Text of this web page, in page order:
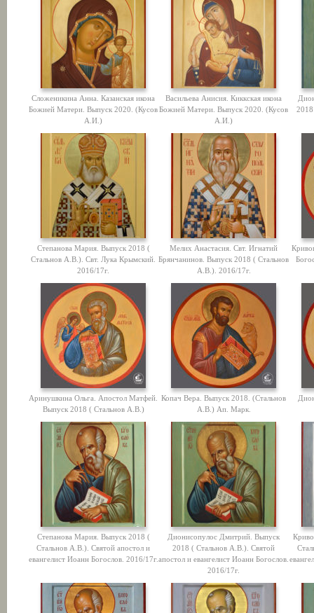
Сложеникина Анна. Казанская икона
Божией Матери. Выпуск 2020. (Кусов
А.И.)
Васильева Анисия. Киккская икона
Божией Матери. Выпуск 2020. (Кусов
А.И.)
Степанова Мария. Выпуск 2018 (
Стальнов А.В.). Свт. Лука Крымский.
2016/17г.
Мелих Анастасия. Свт. Игнатий
Брянчанинов. Выпуск 2018 ( Стальнов
А.В.). 2016/17г.
Аринушкина Ольга. Апостол Матфей.
Выпуск 2018 ( Стальнов А.В.)
Копач Вера. Выпуск 2018. (Стальнов
А.В.) Ап. Марк.
Степанова Мария. Выпуск 2018 (
Стальнов А.В.). Святой апостол и
евангелист Иоанн Богослов. 2016/17г.
Дионисопулос Дмитрий. Выпуск
2018 ( Стальнов А.В.). Святой
апостол и евангелист Иоанн Богослов.
2016/17г.